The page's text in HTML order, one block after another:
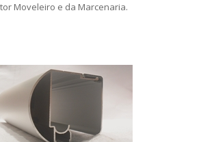
Moveleiro e da Marcenaria.